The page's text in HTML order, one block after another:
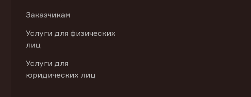
Заказчикам
Услуги для физических
лиц
Услуги для
юридических лиц